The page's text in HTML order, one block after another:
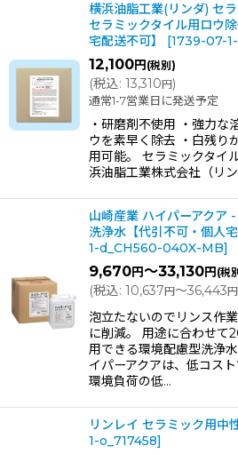
横浜油脂工業(リンダ) セ
セラミックタイル用ロウ
宅配送不可】
[1739-07-
12,100円 (税別)
(税込: 13,310円)
通常1-7営業日に発送予定
・研磨剤不使用 ・強力な
ウを素早く除去 ・白残り
用可能。 セラミックタイ
浜油脂工業株式会社（リ
山崎産業 ハイパーアクア
洗浄水【代引不可・個人宅
1-d_CH560-040X-MB]
9,670円～33,130円 (税
(税込: 10,637円～36,443円
泡立たないのでリンス作
に削減。 用途に合わせて
用できる環境配慮型洗浄
イパーアクアは、低コス
環境負荷の低…
リンレイ セラミック用中
1-o_717458]